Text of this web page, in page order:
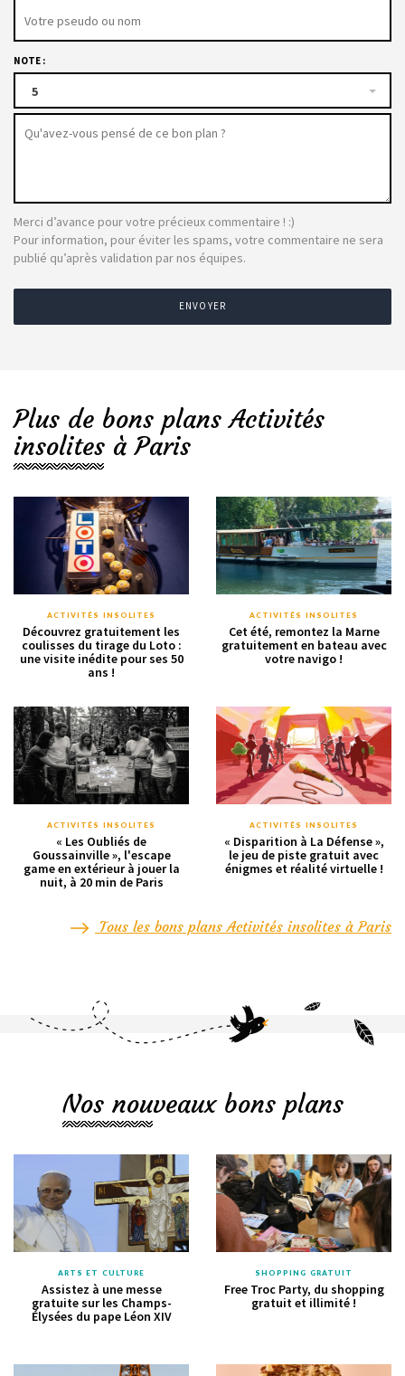
NOTE :
5
Merci d’avance pour votre précieux commentaire ! :)
Pour information, pour éviter les spams, votre commentaire ne sera
publié qu’après validation par nos équipes.
ENVOYER
Plus de bons plans Activités
insolites à Paris
ACTIVITÉS INSOLITES
Découvrez gratuitement les
coulisses du tirage du Loto :
une visite inédite pour ses 50
ans !
ACTIVITÉS INSOLITES
Cet été, remontez la Marne
gratuitement en bateau avec
votre navigo !
ACTIVITÉS INSOLITES
« Les Oubliés de
Goussainville », l'escape
game en extérieur à jouer la
nuit, à 20 min de Paris
ACTIVITÉS INSOLITES
« Disparition à La Défense »,
le jeu de piste gratuit avec
énigmes et réalité virtuelle !
Tous les bons plans Activités insolites à Paris
Nos nouveaux bons plans
ARTS ET CULTURE
Assistez à une messe
gratuite sur les Champs-
Élysées du pape Léon XIV
SHOPPING GRATUIT
Free Troc Party, du shopping
gratuit et illimité !